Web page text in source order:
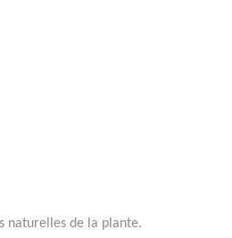
naturelles de la plante.